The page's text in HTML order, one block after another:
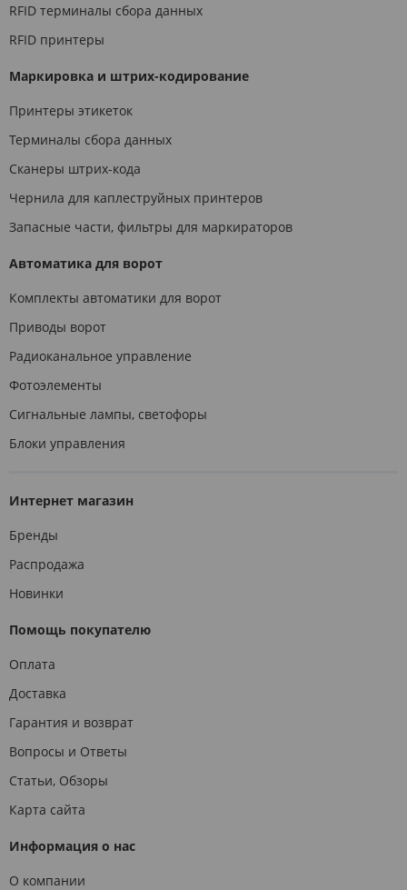
RFID терминалы сбора данных
RFID принтеры
Маркировка и штрих-кодирование
Принтеры этикеток
Терминалы сбора данных
Сканеры штрих-кода
Чернила для каплеструйных принтеров
Запасные части, фильтры для маркираторов
Автоматика для ворот
Комплекты автоматики для ворот
Приводы ворот
Радиоканальное управление
Фотоэлементы
Сигнальные лампы, светофоры
Блоки управления
Интернет магазин
Бренды
Распродажа
Новинки
Помощь покупателю
Оплата
Доставка
Гарантия и возврат
Вопросы и Ответы
Статьи, Обзоры
Карта сайта
Информация о нас
О компании